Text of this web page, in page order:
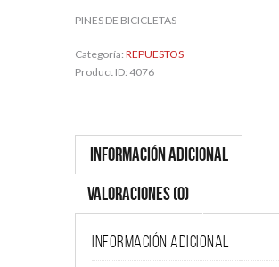
PINES DE BICICLETAS
Categoría: REPUESTOS
Product ID: 4076
Información adicional
Valoraciones (0)
Información adicional